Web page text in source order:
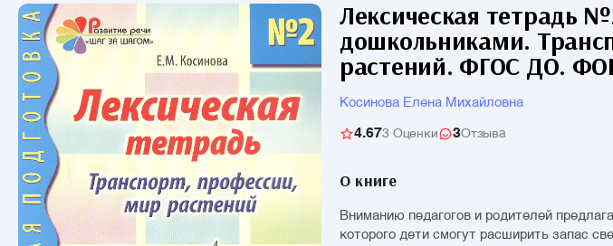
Лексическая тетрадь
дошкольниками.
растений. ФГОС ДО.
Косинова Елена Михайловна
4.673 Оценки 3Отзыва
О книге
Вниманию педагогов и родителей
которого дети смогут расширить запас